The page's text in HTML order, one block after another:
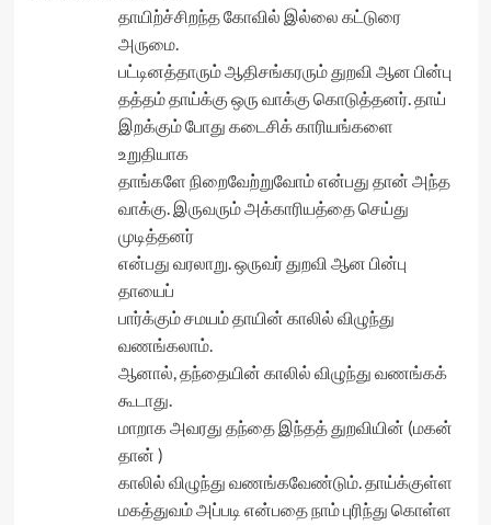
தாயிற்ச்சிறந்த கோவில் இல்லை கட்டுரை
அருமை.
பட்டினத்தாரும் ஆதிசங்கரரும் துறவி ஆன பின்பு
தத்தம் தாய்க்கு ஒரு வாக்கு கொடுத்தனர். தாய்
இறக்கும் போது கடைசிக் காரியங்களை
உறுதியாக
தாங்களே நிறைவேற்றுவோம் என்பது தான் அந்த
வாக்கு. இருவரும் அக்காரியத்தை செய்து
முடித்தனர்
என்பது வரலாறு. ஒருவர் துறவி ஆன பின்பு
தாயைப்
பார்க்கும் சமயம் தாயின் காலில் விழுந்து
வணங்கலாம்.
ஆனால், தந்தையின் காலில் விழுந்து வணங்கக்
கூடாது.
மாறாக அவரது தந்தை இந்தத் துறவியின் (மகன்
தான் )
காலில் விழுந்து வணங்கவேண்டும். தாய்க்குள்ள
மகத்துவம் அப்படி என்பதை நாம் புரிந்து கொள்ள